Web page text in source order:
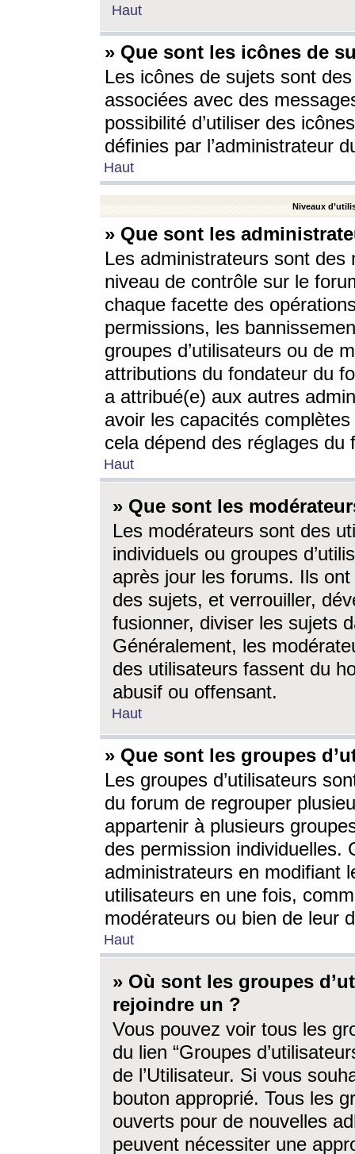
Haut
» Que sont les icônes de
Les icônes de sujets sont
associées avec des
possibilité d’utiliser des
définies par l’administrateur
Haut
Niveaux
» Que sont les
Les administrateurs sont
niveau de contrôle sur le
chaque facette des
permissions, les
groupes d’utilisateurs ou de
attributions du fondateur du
a attribué(e) aux autres
avoir les capacités
cela dépend des réglages du
Haut
» Que sont les
Les modérateurs sont des
individuels ou groupes
après jour les forums. Ils ont
des sujets, et verrouiller,
fusionner, diviser les sujets
Généralement, les
des utilisateurs fassent du
abusif ou offensant.
Haut
» Que sont les groupes
Les groupes d’utilisateurs
du forum de regrouper
appartenir à plusieurs
des permission individuelles.
administrateurs en modifiant
utilisateurs en une fois,
modérateurs ou bien de leur
Haut
» Où sont les groupes
rejoindre un ?
Vous pouvez voir tous les
du lien “Groupes
de l’Utilisateur. Si vous
bouton approprié. Tous les
ouverts pour de nouvelles
peuvent nécessiter une